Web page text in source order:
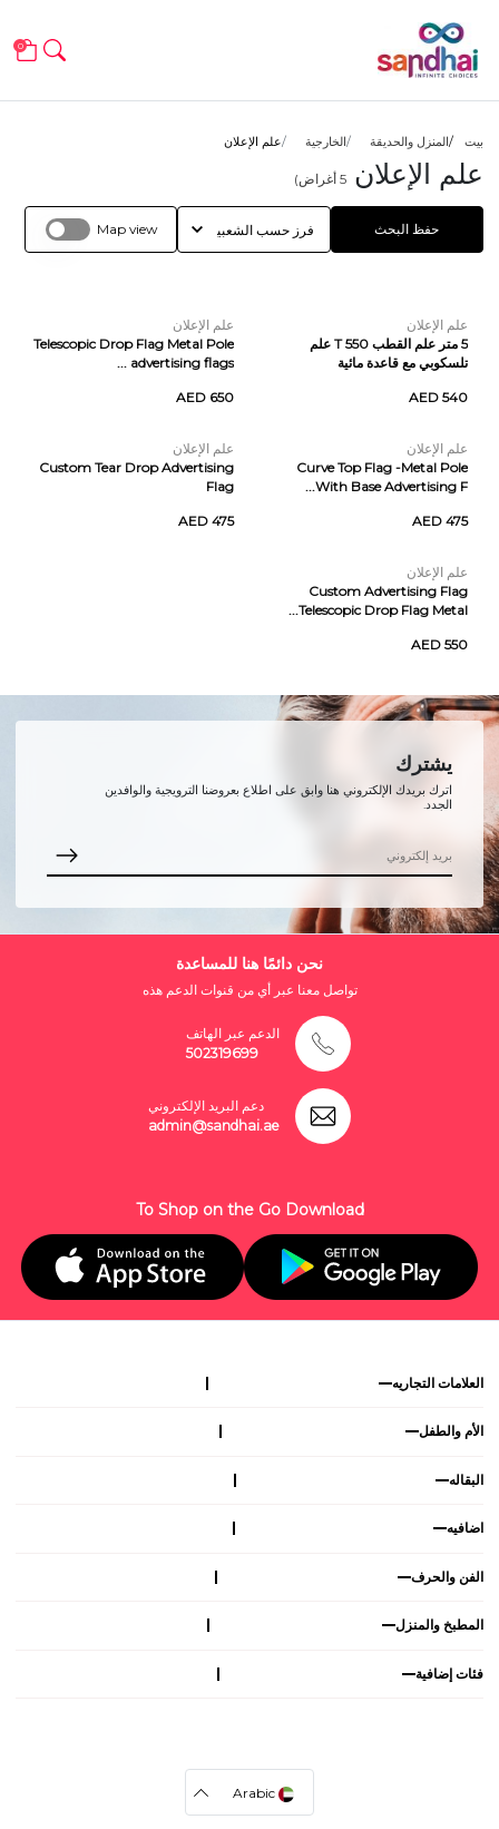
0
بيت المنزل والحديقة الخارجية علم الإعلان
علم الإعلان 5 أغراض)
حفظ البحث Map view
علم الإعلان
5 متر علم القطب T 550 علم
تلسكوبي مع قاعدة مائية
AED 540
علم الإعلان
Telescopic Drop Flag Metal Pole
advertising flags ...
AED 650
علم الإعلان
Curve Top Flag -Metal Pole
With Base Advertising F...
AED 475
علم الإعلان
Custom Tear Drop Advertising
Flag
AED 475
علم الإعلان
Custom Advertising Flag
Telescopic Drop Flag Metal...
AED 550
يشترك
اترك بريدك الإلكتروني هنا وابق على اطلاع بعروضنا الترويجية والوافدين
الجدد.
نحن دائمًا هنا للمساعدة
تواصل معنا عبر أي من قنوات الدعم هذه
الدعم عبر الهاتف
502319699
دعم البريد الإلكتروني
admin@sandhai.ae
To Shop on the Go Download
العلامات التجاريه
الأم والطفل
البقاله
اضافيه
الفن والحرف
المطبخ والمنزل
فئات إضافية
Arabic